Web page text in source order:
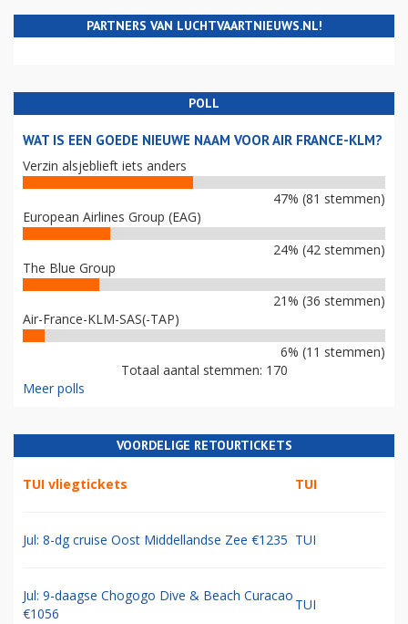
PARTNERS VAN LUCHTVAARTNIEUWS.NL!
POLL
WAT IS EEN GOEDE NIEUWE NAAM VOOR AIR FRANCE-KLM?
Verzin alsjeblieft iets anders
47% (81 stemmen)
European Airlines Group (EAG)
24% (42 stemmen)
The Blue Group
21% (36 stemmen)
Air-France-KLM-SAS(-TAP)
6% (11 stemmen)
Totaal aantal stemmen: 170
Meer polls
VOORDELIGE RETOURTICKETS
TUI vliegtickets TUI
Jul: 8-dg cruise Oost Middellandse Zee €1235 TUI
Jul: 9-daagse Chogogo Dive & Beach Curacao
€1056
TUI